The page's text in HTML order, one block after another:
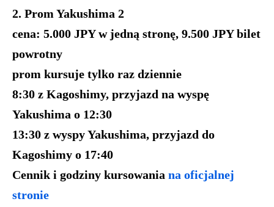
2. Prom Yakushima 2
cena: 5.000 JPY w jedną stronę, 9.500 JPY bilet
powrotny
prom kursuje tylko raz dziennie
8:30 z Kagoshimy, przyjazd na wyspę
Yakushima o 12:30
13:30 z wyspy Yakushima, przyjazd do
Kagoshimy o 17:40
Cennik i godziny kursowania na oficjalnej
stronie